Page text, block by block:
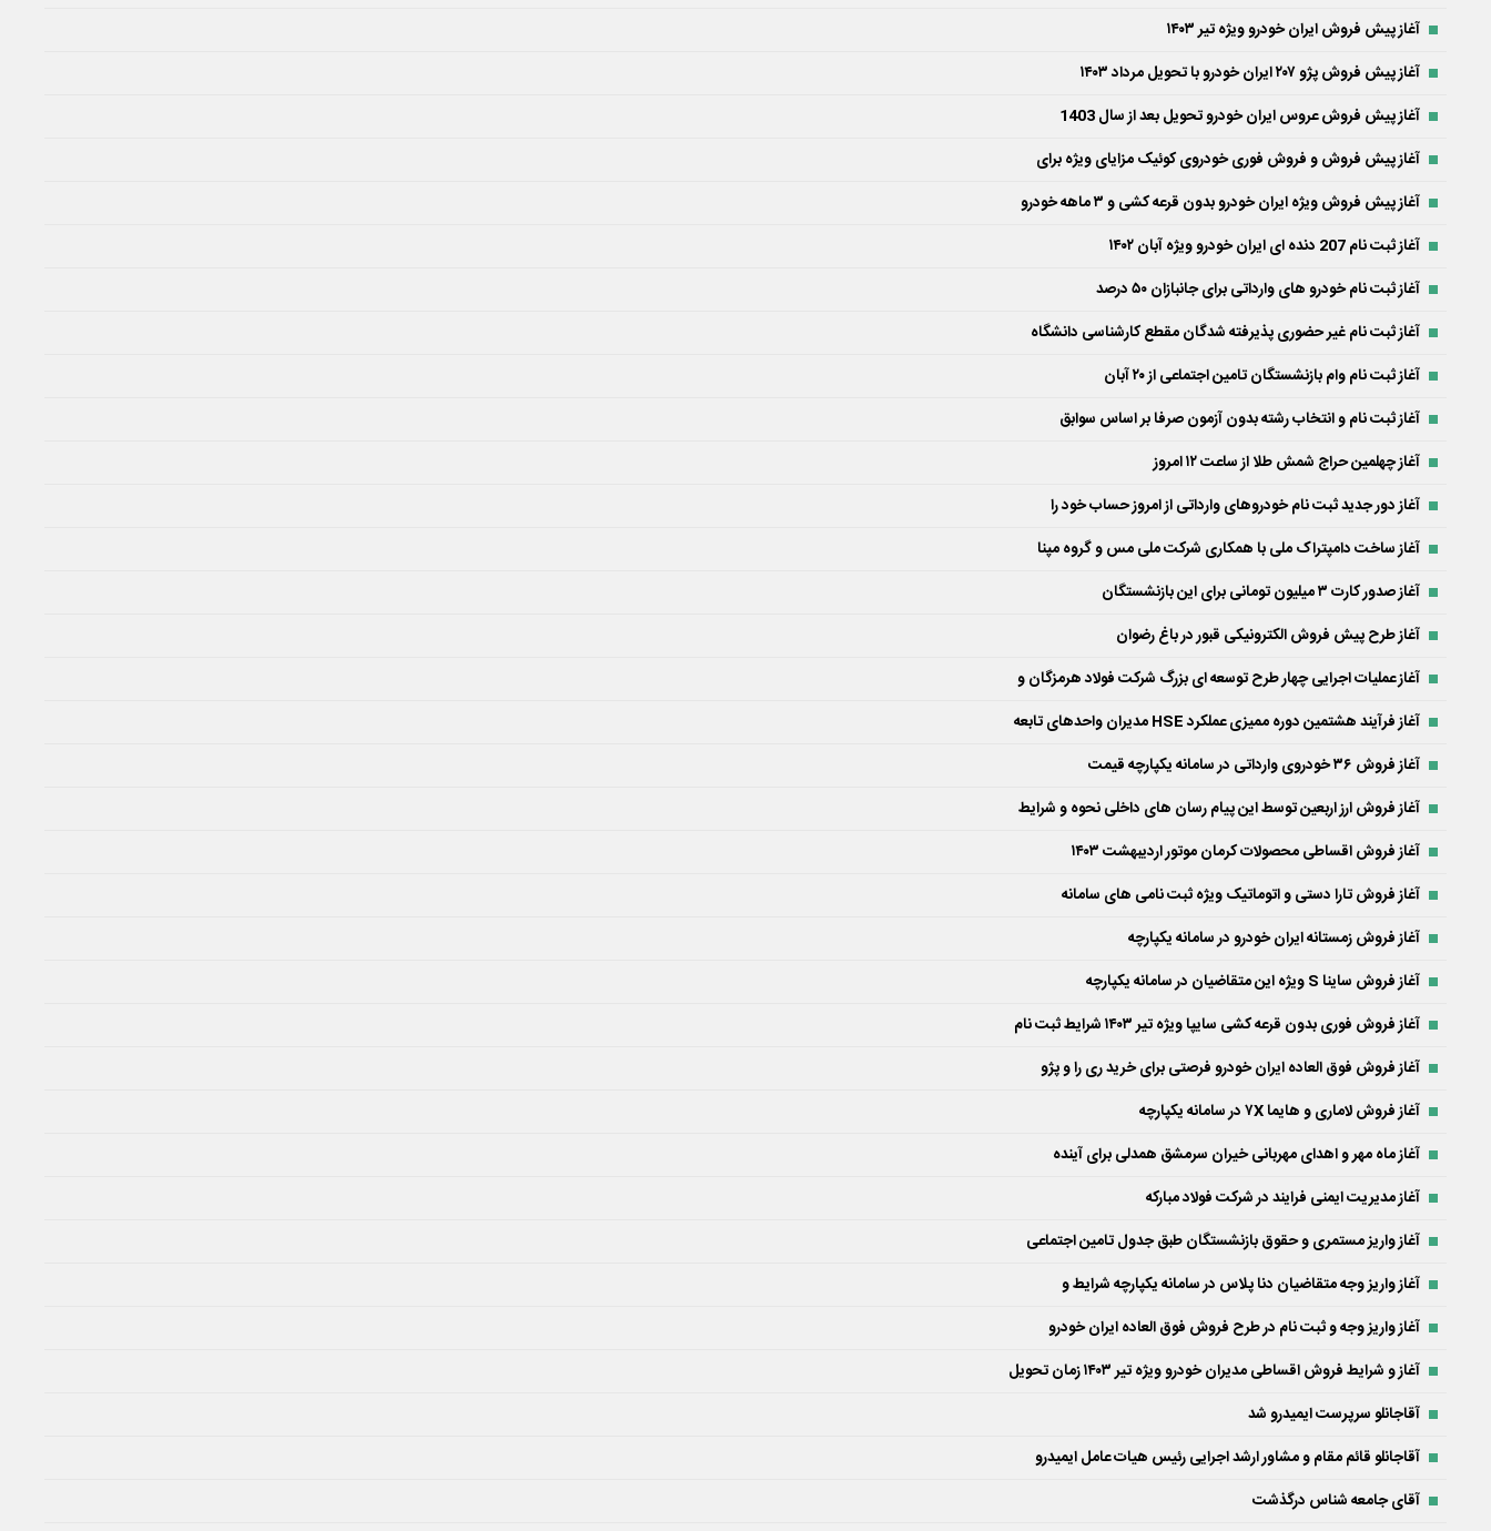
آغاز پیش فروش ایران خودرو ویژه تیر ۱۴۰۳
آغاز پیش فروش پژو ۲۰۷ ایران خودرو با تحویل مرداد ۱۴۰۳
آغاز پیش فروش عروس ایران خودرو تحویل بعد از سال 1403
آغاز پیش فروش و فروش فوری خودروی کوئیک مزایای ویژه برای
آغاز پیش فروش ویژه ایران خودرو بدون قرعه کشی و ۳ ماهه خودرو
آغاز ثبت نام 207 دنده ای ایران خودرو ویژه آبان ۱۴۰۲
آغاز ثبت نام خودرو های وارداتی برای جانبازان ۵۰ درصد
آغاز ثبت نام غیر حضوری پذیرفته شدگان مقطع کارشناسی دانشگاه
آغاز ثبت نام وام بازنشستگان تامین اجتماعی از ۲۰ آبان
آغاز ثبت نام و انتخاب رشته بدون آزمون صرفا بر اساس سوابق
آغاز چهلمین حراج شمش طلا از ساعت ۱۲ امروز
آغاز دور جدید ثبت نام خودروهای وارداتی از امروز حساب خود را
آغاز ساخت دامپتراک ملی با همکاری شرکت ملی مس و گروه مپنا
آغاز صدور کارت ۳ میلیون تومانی برای این بازنشستگان
آغاز طرح پیش فروش الکترونیکی قبور در باغ رضوان
آغاز عملیات اجرایی چهار طرح توسعه ای بزرگ شرکت فولاد هرمزگان و
آغاز فرآیند هشتمین دوره ممیزی عملکرد HSE مدیران واحدهای تابعه
آغاز فروش ۳۶ خودروی وارداتی در سامانه یکپارچه قیمت
آغاز فروش ارز اربعین توسط این پیام رسان های داخلی نحوه و شرایط
آغاز فروش اقساطی محصولات کرمان موتور اردیبهشت ۱۴۰۳
آغاز فروش تارا دستی و اتوماتیک ویژه ثبت نامی های سامانه
آغاز فروش زمستانه ایران خودرو در سامانه یکپارچه
آغاز فروش ساینا S ویژه این متقاضیان در سامانه یکپارچه
آغاز فروش فوری بدون قرعه کشی سایپا ویژه تیر ۱۴۰۳ شرایط ثبت نام
آغاز فروش فوق العاده ایران خودرو فرصتی برای خرید ری را و پژو
آغاز فروش لاماری و هایما ۷X در سامانه یکپارچه
آغاز ماه مهر و اهدای مهربانی خیران سرمشق همدلی برای آینده
آغاز مدیریت ایمنی فرایند در شرکت فولاد مبارکه
آغاز واریز مستمری و حقوق بازنشستگان طبق جدول تامین اجتماعی
آغاز واریز وجه متقاضیان دنا پلاس در سامانه یکپارچه شرایط و
آغاز واریز وجه و ثبت نام در طرح فروش فوق العاده ایران خودرو
آغاز و شرایط فروش اقساطی مدیران خودرو ویژه تیر ۱۴۰۳ زمان تحویل
آقاجانلو سرپرست ایمیدرو شد
آقاجانلو قائم مقام و مشاور ارشد اجرایی رئیس هیات عامل ایمیدرو
آقای جامعه شناس درگذشت